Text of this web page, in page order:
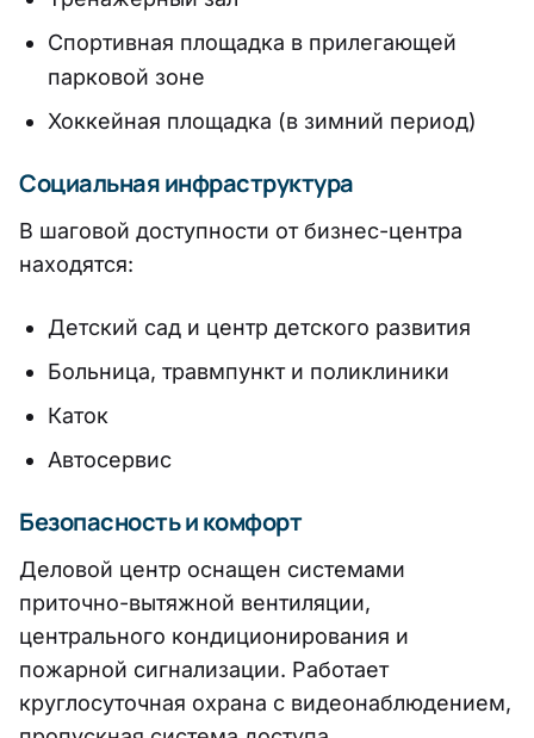
Спортивная площадка в прилегающей
парковой зоне
Хоккейная площадка (в зимний период)
Социальная инфраструктура
В шаговой доступности от бизнес-центра
находятся:
Детский сад и центр детского развития
Больница, травмпункт и поликлиники
Каток
Автосервис
Безопасность и комфорт
Деловой центр оснащен системами
приточно-вытяжной вентиляции,
центрального кондиционирования и
пожарной сигнализации. Работает
круглосуточная охрана с видеонаблюдением,